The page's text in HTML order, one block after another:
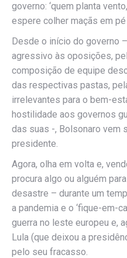
governo: ‘quem planta
espere colher maçãs em pé
Desde o início do governo
agressivo às oposições,
composição de equipe
das respectivas pastas,
irrelevantes para o bem-
hostilidade aos governos
das suas -, Bolsonaro vem
presidente.
Agora, olha em volta e,
procura algo ou alguém
desastre – durante um
a pandemia e o ‘fique-em-
guerra no leste europeu e,
Lula (que deixou a
pelo seu fracasso.